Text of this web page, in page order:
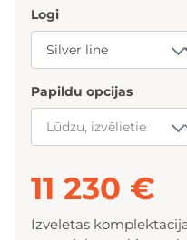
Logi
Papildu opcijas
11 230 €
Izveletas